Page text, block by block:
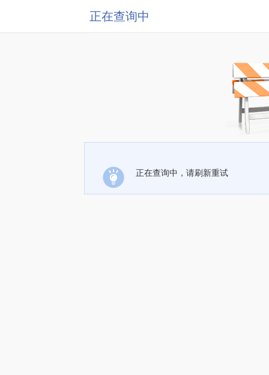
正在查询中
正在查询中，请刷新重试